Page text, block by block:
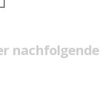
nachfolgende